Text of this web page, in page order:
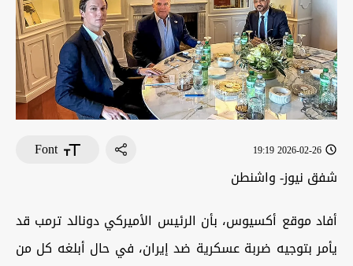
2026-02-26 19:19
Font
شفق نيوز- واشنطن
أفاد موقع أكسيوس، بأن الرئيس الأميركي دونالد ترمب قد
يأمر بتوجيه ضربة عسكرية ضد إيران، في حال أبلغه كل من